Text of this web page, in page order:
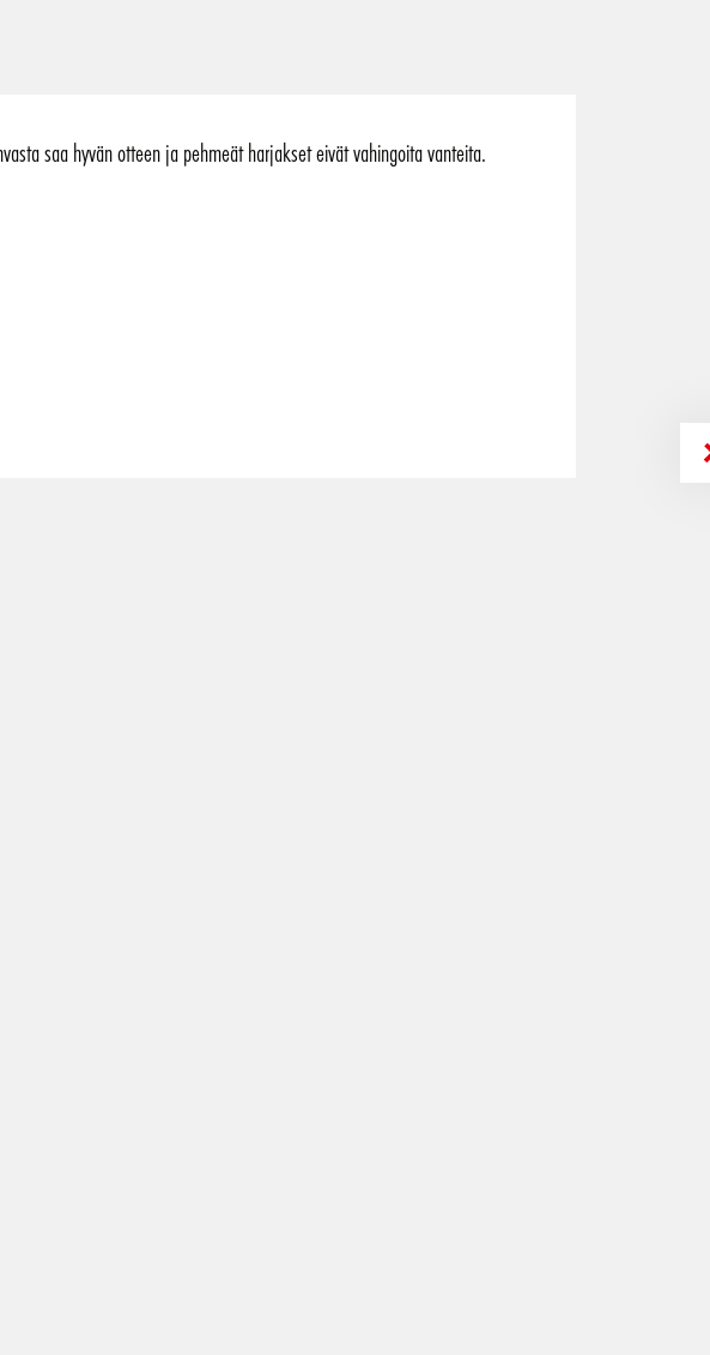
saa hyvän otteen ja pehmeät harjakset eivät vahingoita vanteita.